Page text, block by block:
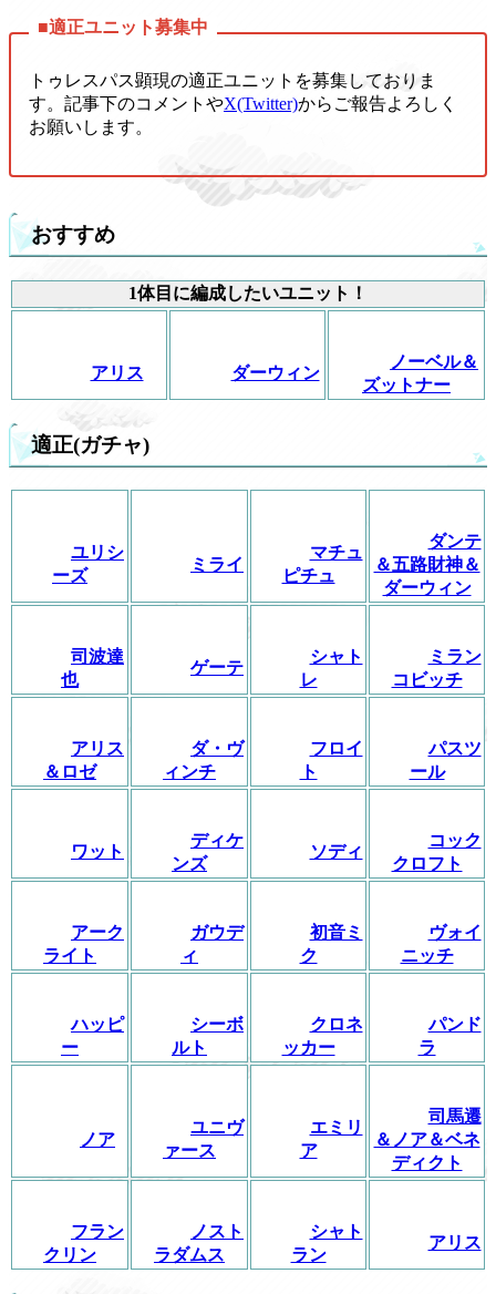
トゥレスパス顕現の適正ユニットを募集しておりま
す。記事下のコメントやX(Twitter)からご報告よろしく
お願いします。
おすすめ
1体目に編成したいユニット！
アリス ダーウィン
ノーベル＆
ズットナー
適正(ガチャ)
ユリシ
ーズ
ミライ
マチュ
ピチュ
ダンテ
＆五路財神＆
ダーウィン
司波達
也
ゲーテ
シャト
レ
ミラン
コビッチ
アリス
＆ロゼ
ダ・ヴ
ィンチ
フロイ
ト
パスツ
ール
ワット
ディケ
ンズ
ソディ
コック
クロフト
アーク
ライト
ガウデ
ィ
初音ミ
ク
ヴォイ
ニッチ
ハッピ
ー
シーボ
ルト
クロネ
ッカー
パンド
ラ
ノア
ユニヴ
ァース
エミリ
ア
司馬遷
＆ノア＆ベネ
ディクト
フラン
クリン
ノスト
ラダムス
シャト
ラン
アリス